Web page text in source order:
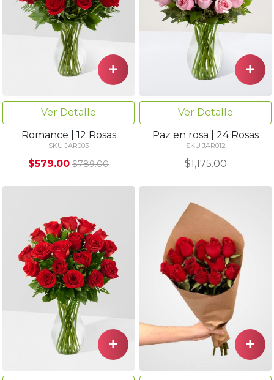
Ver Detalle
Romance | 12 Rosas
SKU JAR003
$579.00 $789.00
Ver Detalle
Paz en rosa | 24 Rosas
SKU JAR012
$1,175.00